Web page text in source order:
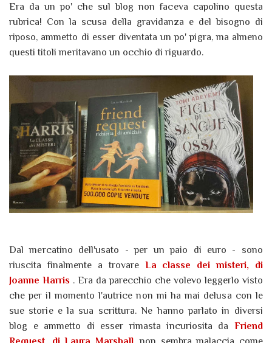
Era da un po' che sul blog non faceva capolino questa
rubrica! Con la scusa della gravidanza e del bisogno di
riposo, ammetto di esser diventata un po' pigra, ma almeno
questi titoli meritavano un occhio di riguardo.
Dal mercatino dell'usato - per un paio di euro - sono
riuscita finalmente a trovare La classe dei misteri, di
Joanne Harris . Era da parecchio che volevo leggerlo visto
che per il momento l'autrice non mi ha mai delusa con le
sue storie e la sua scrittura. Ne hanno parlato in diversi
blog e ammetto di esser rimasta incuriosita da Friend